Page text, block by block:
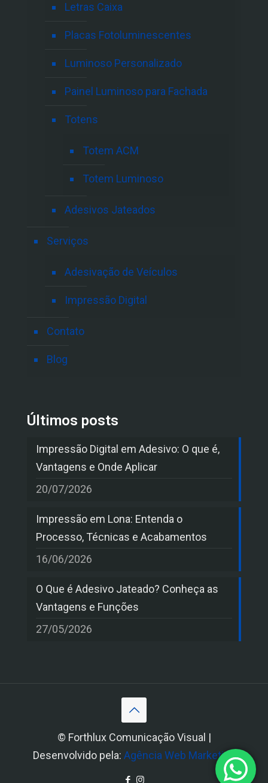
Letras Caixa
Placas Fotoluminescentes
Luminoso Personalizado
Painel Luminoso para Fachada
Totens
Totem ACM
Totem Luminoso
Adesivos Jateados
Serviços
Adesivação de Veículos
Impressão Digital
Contato
Blog
Últimos posts
Impressão Digital em Adesivo: O que é,
Vantagens e Onde Aplicar
20/07/2026
Impressão em Lona: Entenda o
Processo, Técnicas e Acabamentos
16/06/2026
O Que é Adesivo Jateado? Conheça as
Vantagens e Funções
27/05/2026
© Forthlux Comunicação Visual |
Desenvolvido pela: Agência Web Marketing